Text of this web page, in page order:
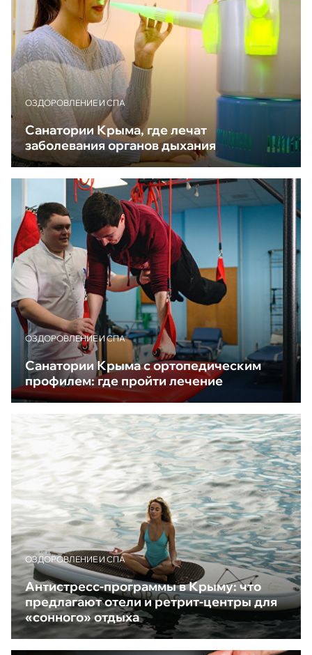
ОЗДОРОВЛЕНИЕ И СПА
Санатории Крыма, где лечат
заболевания органов дыхания
ОЗДОРОВЛЕНИЕ И СПА
Санатории Крыма с ортопедическим
профилем: где пройти лечение
ОЗДОРОВЛЕНИЕ И СПА
Антистресс-программы в Крыму: что
предлагают отели и ретрит-центры для
«сонного» отдыха